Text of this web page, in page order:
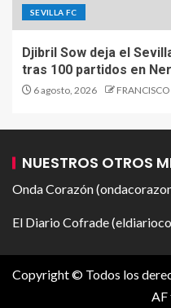
SEVILLA FC
Djibril Sow deja el
tras 100 partidos en
6 agosto, 2026 FRANCISCO
NUESTROS OTROS
Onda Corazón
El Diario Cofrade
Copyright © Todos los
AF